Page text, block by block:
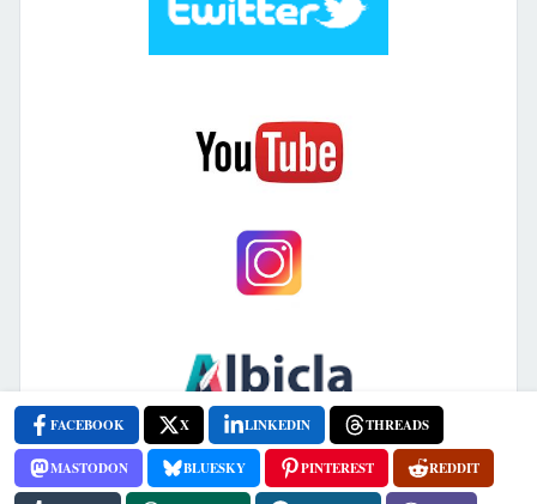
FACEBOOK X LINKEDIN THREADS
MASTODON BLUESKY PINTEREST REDDIT